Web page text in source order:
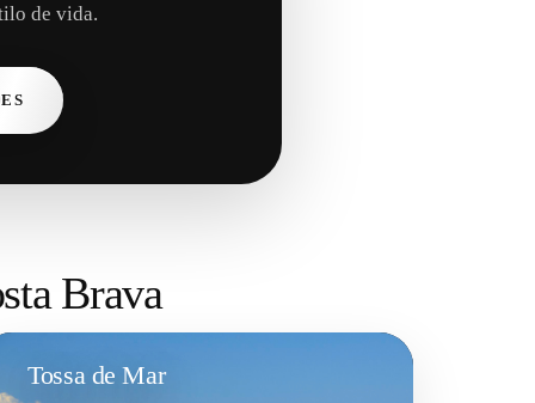
de vida.
Brava
Tossa de Mar